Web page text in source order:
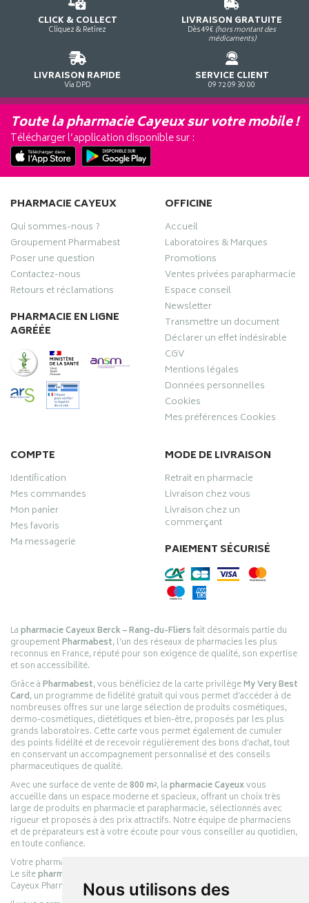
Nous utilisons des
CLICK & COLLECT
Cliquez & Retirez
LIVRAISON GRATUITE
Dès 49€ (hors montant des
médicaments)
LIVRAISON RAPIDE
Via DPD
SERVICE CLIENT
09 72 09 30 00
Toute la pharmacie Cayeux sur votre mobile !
Télécharger l’application disponible sur :
PHARMACIE CAYEUX
Qui sommes-nous ?
Groupement Pharmabest
Poser une question
Contactez-nous
Retours et réclamations
PHARMACIE EN LIGNE
AGRÉÉE
OFFICINE
Accueil
Laboratoires & Marques
Promotions
Ventes privées parapharmacie
Espace conseil
Newsletter
Transmettre un document
Déclarer un effet indésirable
CGV
Mentions légales
Données personnelles
Cookies
Mes préférences Cookies
COMPTE
Identification
Mes commandes
Mon panier
Mes favoris
Ma messagerie
MODE DE LIVRAISON
Retrait en pharmacie
Livraison chez vous
Livraison chez un
commerçant
PAIEMENT SÉCURISÉ
Lapharmacie Cayeux Berck – Rang-du-Fliersfait désormais partie du
groupementPharmabest, l’un des réseaux de pharmacies les plus
reconnus en France, réputé pour son exigence de qualité, son expertise
et son accessibilité.
Grâce àPharmabest, vous bénéficiez de la carte privilègeMy Very Best
Card, un programme de fidélité gratuit qui vous permet d’accéder à de
nombreuses offres sur une large sélection de produits cosmétiques,
dermo-cosmétiques, diététiques et bien-être, proposés par les plus
grands laboratoires. Cette carte vous permet également de cumuler
des points fidélité et de recevoir régulièrement des bons d’achat, tout
en conservant un accompagnement personnalisé et des conseils
pharmaceutiques de qualité.
Avec une surface de vente de800 m², lapharmacie Cayeuxvous
accueille dans un espace moderne et spacieux, offrant un choix très
large de produits en pharmacie et parapharmacie, sélectionnés avec
rigueur et proposés à des prix attractifs. Notre équipe de pharmaciens
et de préparateurs est à votre écoute pour vous conseiller au quotidien,
en toute confiance.
Votre pharmacie en ligne :
Le sitepharmacie-cayeux.fr
Cayeux Pharmabest Berck-sur-Mer – Rang-du-Fliers.